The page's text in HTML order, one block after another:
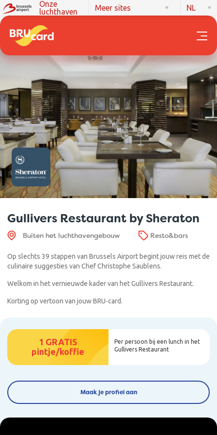
Onze
luchthaven
Meer sites NL
Gullivers Restaurant by Sheraton
Buiten het luchthavengebouw Resto&bars
Op slechts 39 stappen van Brussels Airport begint jouw reis met de
culinaire suggesties van Chef Christophe Saublens.
Welkom in het vernieuwde kader van het Gullivers Restaurant.
Korting op vertoon van jouw BRU-card.
1 GRATIS
pintje/koffie
Per persoon bij een lunch in het
Gullivers Restaurant
Maak je profiel aan